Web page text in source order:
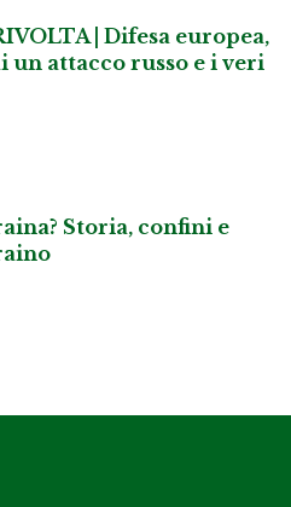
| Difesa europea,
un attacco russo e i veri
Storia, confini e